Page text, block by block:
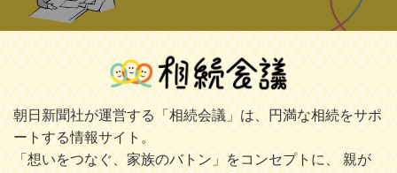
朝日新聞社が運営する「相続会議」は、円満な相続をサポ
ートする情報サイト。
「想いをつなぐ、家族のバトン」をコンセプトに、 親が